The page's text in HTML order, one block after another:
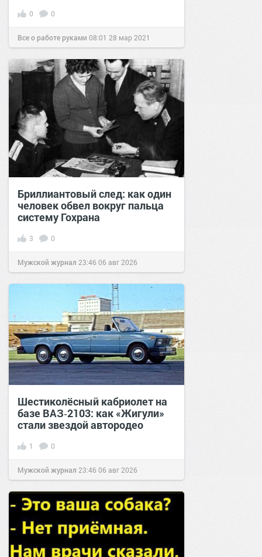
0 0
Все о работе руками 08:01 28 мар 2021
Бриллиантовый след: как один
человек обвел вокруг пальца
систему Гохрана
3 0
Мужской журнал 23:4606 авг 2026
Шестиколёсный кабриолет на
базе ВАЗ‑2103: как «Жигули»
стали звездой автородео
1 0
Мужской журнал 23:4606 авг 2026